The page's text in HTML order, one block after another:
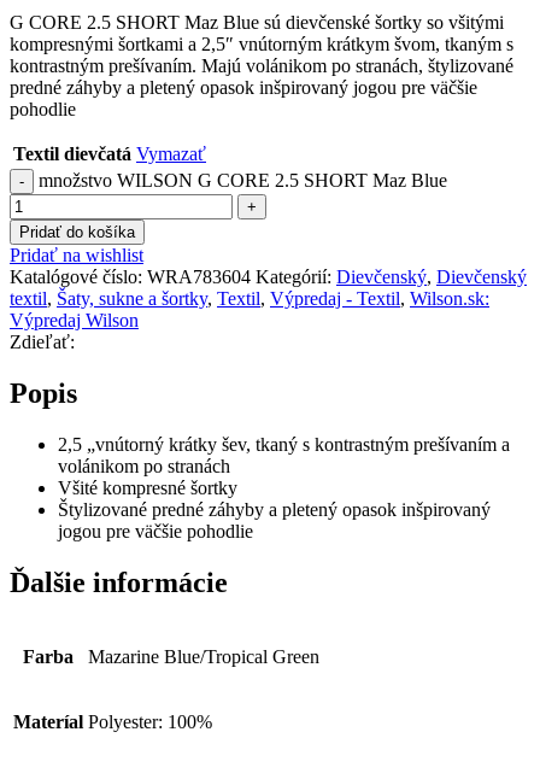
G CORE 2.5 SHORT Maz Blue sú dievčenské šortky so všitými
kompresnými šortkami a 2,5″ vnútorným krátkym švom, tkaným s
kontrastným prešívaním. Majú volánikom po stranách, štylizované
predné záhyby a pletený opasok inšpirovaný jogou pre väčšie
pohodlie
Textil dievčatá Vymazať
množstvo WILSON G CORE 2.5 SHORT Maz Blue
Pridať do košíka
Pridať na wishlist
Katalógové číslo: WRA783604 Kategórií: Dievčenský, Dievčenský
textil, Šaty, sukne a šortky, Textil, Výpredaj - Textil, Wilson.sk:
Výpredaj Wilson
Zdieľať:
Popis
2,5 „vnútorný krátky šev, tkaný s kontrastným prešívaním a
volánikom po stranách
Všité kompresné šortky
Štylizované predné záhyby a pletený opasok inšpirovaný
jogou pre väčšie pohodlie
Ďalšie informácie
Farba Mazarine Blue/Tropical Green
Materíal Polyester: 100%